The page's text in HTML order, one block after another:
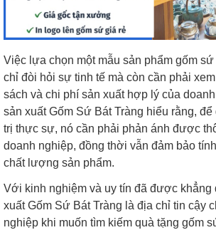
Việc lựa chọn một mẫu sản phẩm gốm
chỉ đòi hỏi sự tinh tế mà còn cần phải
sách và chi phí sản xuất hợp lý của
sản xuất Gốm Sứ Bát Tràng hiểu rằng, để
trị thực sự, nó cần phải phản ánh được
doanh nghiệp, đồng thời vẫn đảm bảo
chất lượng sản phẩm.
Với kinh nghiệm và uy tín đã được khẳng
xuất Gốm Sứ Bát Tràng là địa chỉ tin cậy
nghiệp khi muốn tìm kiếm quà tặng gốm